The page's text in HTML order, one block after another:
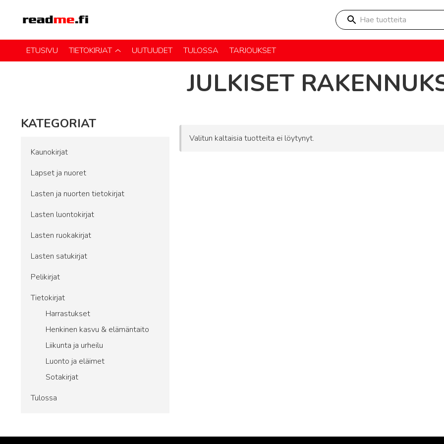
Hae tuotteita
ETUSIVU TIETOKIRJAT UUTUUDET TULOSSA TARJOUKSET
JULKISET
KATEGORIAT
Kaunokirjat
Lapset ja nuoret
Lasten ja nuorten tietokirjat
Lasten luontokirjat
Lasten ruokakirjat
Lasten satukirjat
Pelikirjat
Tietokirjat
Harrastukset
Henkinen kasvu & elämäntaito
Liikunta ja urheilu
Luonto ja eläimet
Sotakirjat
Tulossa
Valitun kaltaisia tuotteita ei löytynyt.